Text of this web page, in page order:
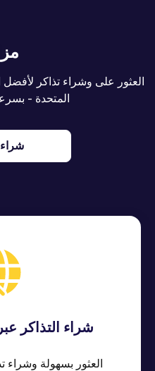
العثور على وشراء تذاكر لأفضل
المتحدة -
شراء التذاكر
العثور بسهولة وشراء